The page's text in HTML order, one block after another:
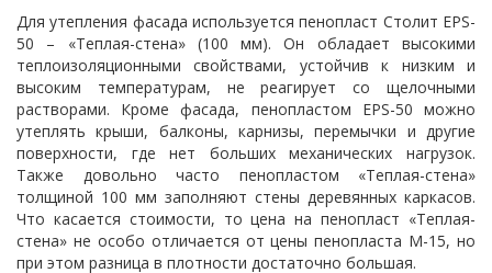
Для утепления фасада используется пенопласт Столит EPS-
50 – «Теплая-стена» (100 мм). Он обладает высокими
теплоизоляционными свойствами, устойчив к низким и
высоким температурам, не реагирует со щелочными
растворами. Кроме фасада, пенопластом EPS-50 можно
утеплять крыши, балконы, карнизы, перемычки и другие
поверхности, где нет больших механических нагрузок.
Также довольно часто пенопластом «Теплая-стена»
толщиной 100 мм заполняют стены деревянных каркасов.
Что касается стоимости, то цена на пенопласт «Теплая-
стена» не особо отличается от цены пенопласта М-15, но
при этом разница в плотности достаточно большая.